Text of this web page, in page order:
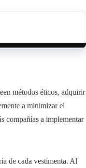
métodos éticos, adquirir
a minimizar el
compañías a implementar
de cada vestimenta. Al